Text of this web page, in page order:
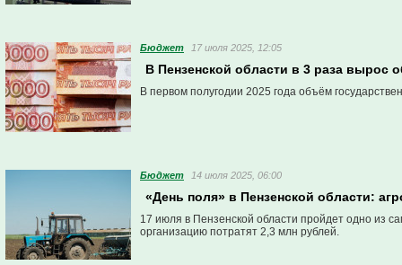
Бюджет 17 июля 2025, 12:05
В Пензенской области в 3 раза вырос
В первом полугодии 2025 года объём
Бюджет 14 июля 2025, 06:00
«День поля» в Пензенской области:
17 июля в Пензенской области пройдет одно из
организацию потратят 2,3 млн рублей.